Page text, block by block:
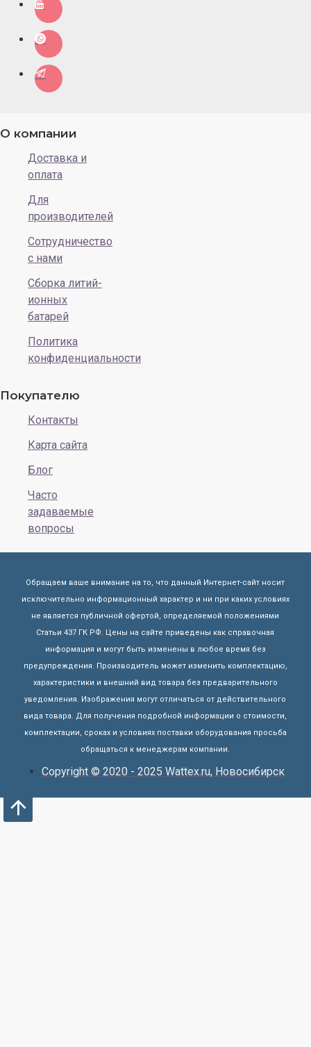
О компании
Доставка и
оплата
Для
производителей
Сотрудничество
с нами
Сборка литий-
ионных
батарей
Политика
конфиденциальности
Покупателю
Контакты
Карта сайта
Блог
Часто
задаваемые
вопросы
Обращаем ваше внимание на то, что данный Интернет-сайт носит
исключительно информационный характер и ни при каких условиях
не является публичной офертой, определяемой положениями
Статьи 437 ГК РФ. Цены на сайте приведены как справочная
информация и могут быть изменены в любое время без
предупреждения. Производитель может изменить комплектацию,
характеристики и внешний вид товара без предварительного
уведомления. Изображения могут отличаться от действительного
вида товара. Для получения подробной информации о стоимости,
комплектации, сроках и условиях поставки оборудования просьба
обращаться к менеджерам компании.
Copyright © 2020 - 2025 Wattex.ru, Новосибирск